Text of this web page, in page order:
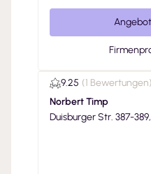
9.25 (1 Bewertungen)
Norbert Timp
Duisburger Str. 387-